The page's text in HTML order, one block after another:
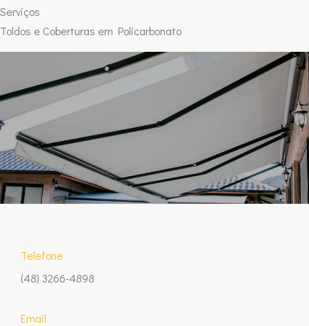
Serviços
Toldos e Coberturas em Policarbonato
Telefone
(48) 3266-4898
Email